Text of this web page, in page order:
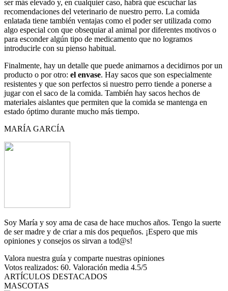
ser más elevado y, en cualquier caso, habrá que escuchar las
recomendaciones del veterinario de nuestro perro. La comida
enlatada tiene también ventajas como el poder ser utilizada como
algo especial con que obsequiar al animal por diferentes motivos o
para esconder algún tipo de medicamento que no logramos
introducirle con su pienso habitual.
Finalmente, hay un detalle que puede animarnos a decidirnos por un
producto o por otro: el envase. Hay sacos que son especialmente
resistentes y que son perfectos si nuestro perro tiende a ponerse a
jugar con el saco de la comida. También hay sacos hechos de
materiales aislantes que permiten que la comida se mantenga en
estado óptimo durante mucho más tiempo.
MARÍA GARCÍA
Soy María y soy ama de casa de hace muchos años. Tengo la suerte
de ser madre y de criar a mis dos pequeños. ¡Espero que mis
opiniones y consejos os sirvan a tod@s!
Valora nuestra guía y comparte nuestras opiniones
Votos realizados: 60. Valoración media 4.5/5
ARTÍCULOS DESTACADOS
MASCOTAS